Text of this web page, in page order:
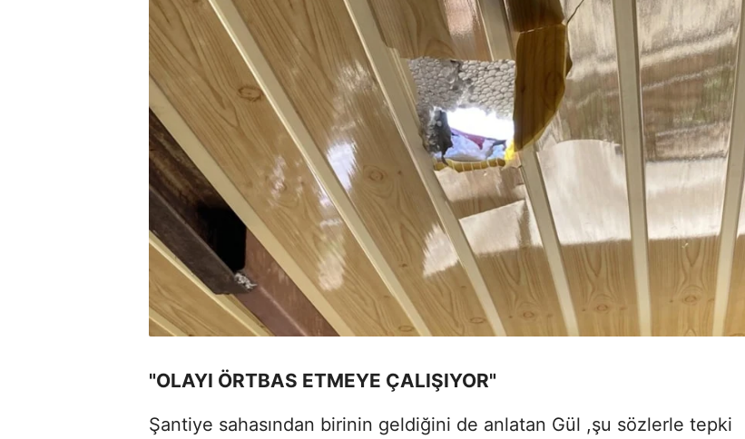
"OLAYI ÖRTBAS ETMEYE ÇALIŞIYOR"
Şantiye sahasından birinin geldiğini de anlatan Gül ,şu sözlerle tepki